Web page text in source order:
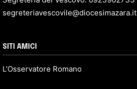
segreteriavescovile@diocesimazara.it
SITI AMICI
L’Osservatore Romano